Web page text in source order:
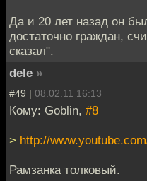
Да и 20 лет назад он
достаточно граждан,
сказал".
dele »
#49 | 08.02.11 16:13
Кому: Goblin, #8
> http://
Рамзанка толковый.